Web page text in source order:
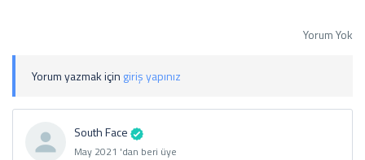
Yorum Yok
Yorum yazmak için giriş yapınız
South Face
May 2021 'dan beri üye